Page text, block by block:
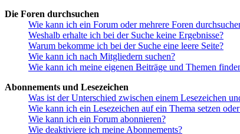
Die Foren durchsuchen
Wie kann ich ein Forum oder mehrere Foren
Weshalb erhalte ich bei der Suche keine Ergebnisse?
Warum bekomme ich bei der Suche eine leere Seite?
Wie kann ich nach Mitgliedern suchen?
Wie kann ich meine eigenen Beiträge und Themen
Abonnements und Lesezeichen
Was ist der Unterschied zwischen einem Lesezeichen
Wie kann ich ein Lesezeichen auf ein Thema setzen
Wie kann ich ein Forum abonnieren?
Wie deaktiviere ich meine Abonnements?